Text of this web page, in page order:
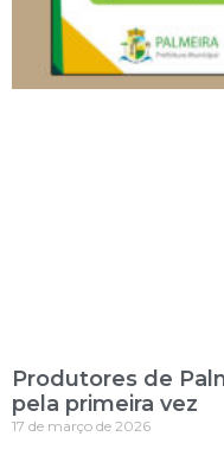
Produtores de
pela primeira vez
17 de março de 2026